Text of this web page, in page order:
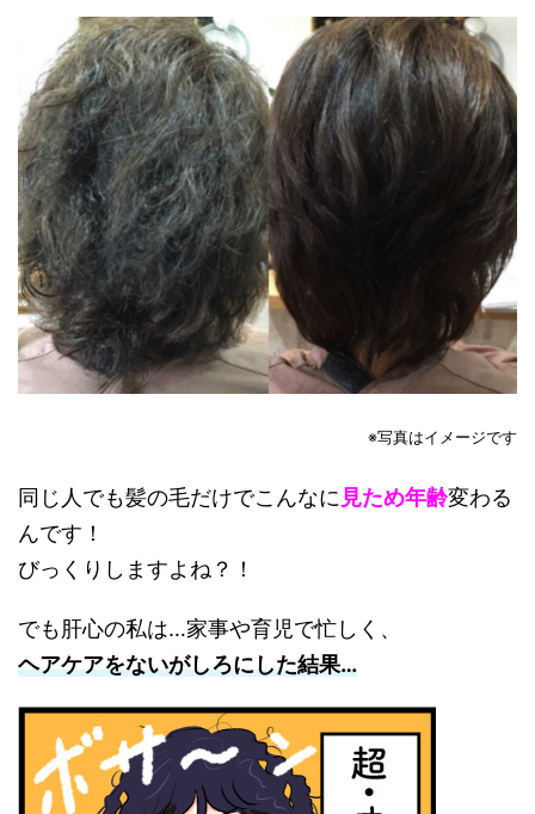
※写真はイメージです
同じ人でも髪の毛だけでこんなに見ため年齢変わる
んです！
びっくりしますよね？！
でも肝心の私は…家事や育児で忙しく、
ヘアケアをないがしろにした結果…